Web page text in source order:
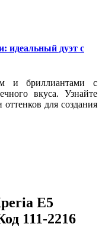
идеальный дуэт с
и бриллиантами с
вкуса. Узнайте
для создания
E5
111-2216